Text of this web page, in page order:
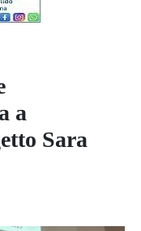
a
Sara